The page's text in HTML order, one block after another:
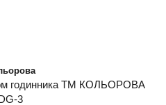
годинника ТМ КОЛЬОРОВА
3